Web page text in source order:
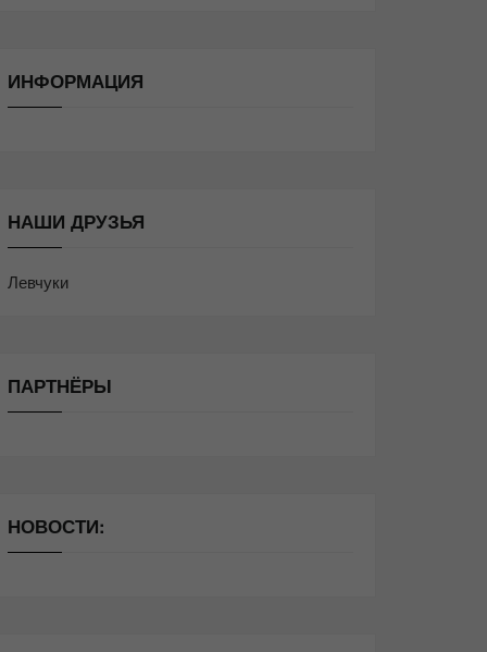
ИНФОРМАЦИЯ
НАШИ ДРУЗЬЯ
Левчуки
ПАРТНЁРЫ
НОВОСТИ: